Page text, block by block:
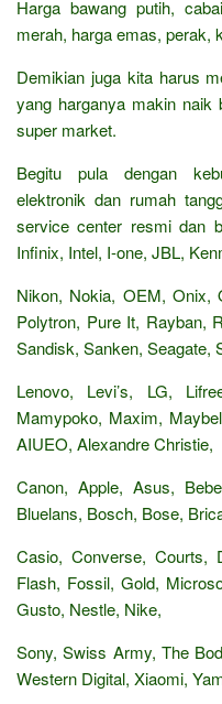
Harga bawang putih,
merah, harga emas, perak,
Demikian juga kita harus
yang harganya makin naik
super market.
Begitu pula dengan
elektronik dan rumah
service center resmi dan
Infinix, Intel, I-one, JBL,
Nikon, Nokia, OEM, Onix,
Polytron, Pure It, Rayban,
Sandisk, Sanken, Seagate,
Lenovo, Levi’s, LG,
Mamypoko, Maxim,
AIUEO, Alexandre Christie,
Canon, Apple, Asus,
Bluelans, Bosch, Bose,
Casio, Converse, Courts,
Flash, Fossil, Gold,
Gusto, Nestle, Nike,
Sony, Swiss Army, The
Western Digital, Xiaomi,